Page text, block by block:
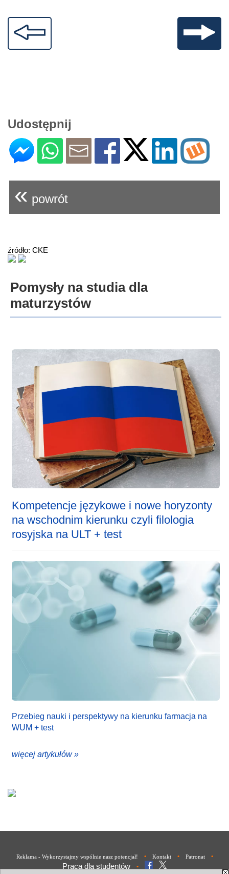
Udostępnij
« powrót
źródło: CKE
Pomysły na studia dla
maturzystów
Kompetencje językowe i nowe horyzonty
na wschodnim kierunku czyli filologia
rosyjska na ULT + test
Przebieg nauki i perspektywy na kierunku farmacja na
WUM + test
więcej artykułów »
Reklama - Wykorzystajmy wspólnie nasz potencjał! • Kontakt • Patronat •
Praca dla studentów •